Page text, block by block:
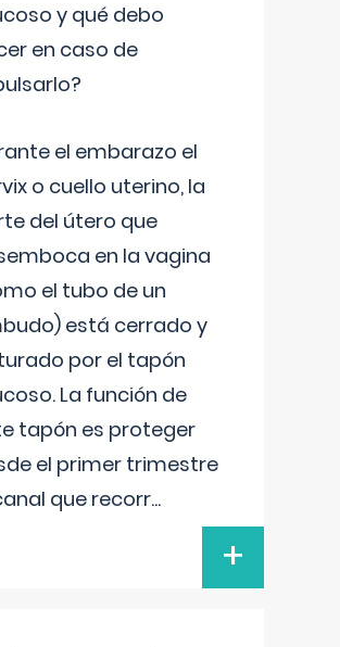
y qué debo
en caso de
el embarazo el
o cuello uterino, la
del útero que
en la vagina
el tubo de un
está cerrado y
por el tapón
La función de
tapón es proteger
el primer trimestre
que recorr...
+